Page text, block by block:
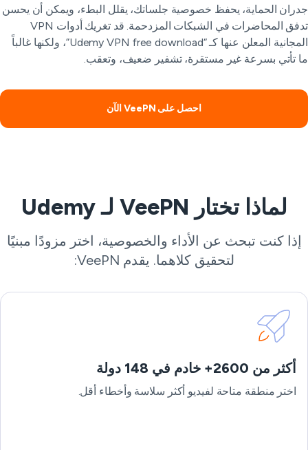
الحماية، يحفظ خصوصية جلساتك، يقلل البطء، ويمكن أن يحسن
تدفق المحاضرات في الشبكات المزدحمة. قد تغريك أدوات VPN
المجانية المعلن عنها كـ “Udemy VPN free download”، ولكنها غالباً
تأتي بسرعة غير مستقرة، تشفير ضعيف، وتعقب.
احصل على VeePN الآن
لماذا تختار VeePN لـ Udemy
إذا كنت تبحث عن الأداء والخصوصية، اختر مزودًا مبنيًا
لتحقيق كلاهما. يقدم VeePN:
أكثر من 2600+ خادم في 148 دولة
اختر منطقة متاحة لفيديو أكثر سلاسة وأخطاء أقل.